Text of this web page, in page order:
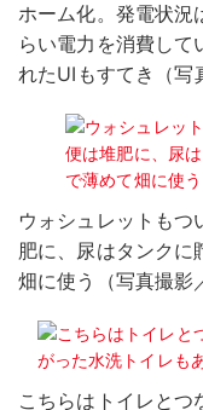
ホーム化。発電状況
らい電力を消費して
れたUIもすてき（写
ウォシュレットも
肥に、尿はタンクに
畑に使う（写真撮影
こちらはトイレとつ